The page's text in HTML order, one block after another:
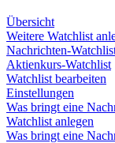
Übersicht
Weitere Watchlist
Nachrichten-
Aktienkurs-Watchlist
Watchlist bearbeiten
Einstellungen
Was bringt eine
Watchlist anlegen
Was bringt eine